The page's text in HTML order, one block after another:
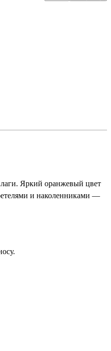
Яркий оранжевый цвет
и наколенниками —